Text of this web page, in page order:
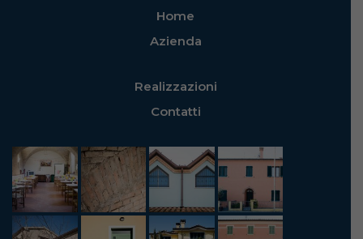
Home
Azienda
Realizzazioni
Contatti